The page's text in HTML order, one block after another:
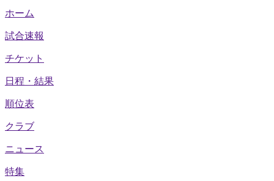
ホーム
試合速報
チケット
日程・結果
順位表
クラブ
ニュース
特集